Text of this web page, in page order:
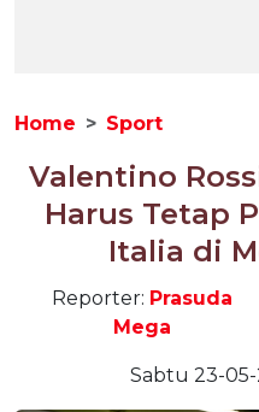
Home Sport
Valentino
Harus Tetap
Italia di
Reporter: Prasuda
Mega
Sabtu 23-